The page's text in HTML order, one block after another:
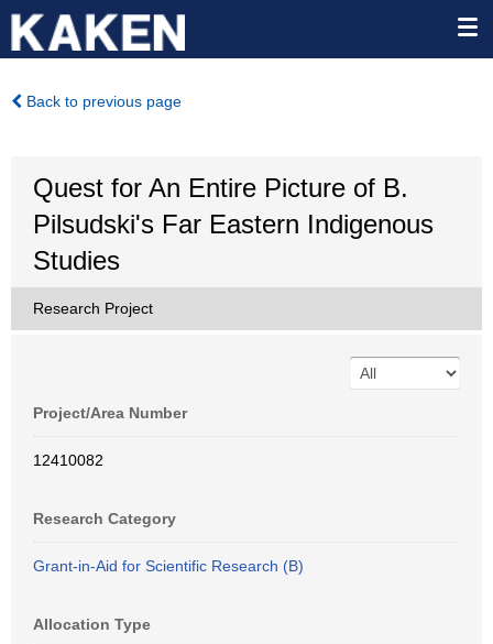
Back to previous page
Quest for An Entire Picture of B.
Pilsudski's Far Eastern Indigenous
Studies
Research Project
Project/Area Number
12410082
Research Category
Grant-in-Aid for Scientific Research (B)
Allocation Type